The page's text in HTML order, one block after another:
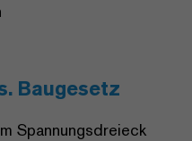
Baugesetz
Spannungsdreieck